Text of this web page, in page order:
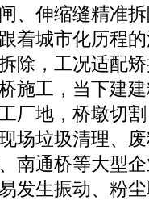
、伸缩缝精准
着城市化历程
除，工况适配
施工，当下建
厂地，桥墩切
场垃圾清理、
南通桥等大型
发生振动、粉